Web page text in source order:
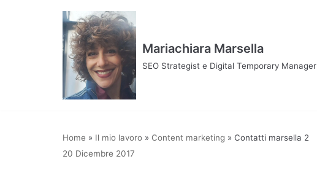
Mariachiara Marsella
SEO Strategist e Digital Temporary Manager
Home » Il mio lavoro » Content marketing » Contatti marsella 2
20 Dicembre 2017